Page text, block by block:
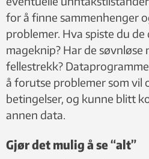
for å finne sammenhenger
problemer. Hva spiste du
mageknip? Har de søvnløse
fellestrekk?
å forutse problemer som vil
betingelser, og kunne blitt
annen data.
Gjør det mulig å se “alt”